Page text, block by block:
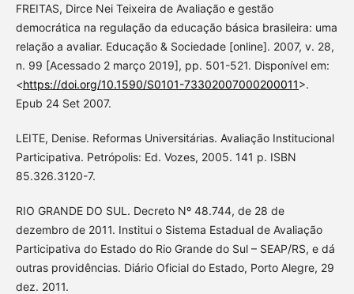
FREITAS, Dirce Nei Teixeira de Avaliação e gestão
democrática na regulação da educação básica brasileira: uma
relação a avaliar. Educação & Sociedade [online]. 2007, v. 28,
n. 99 [Acessado 2 março 2019], pp. 501-521. Disponível em:
<https://doi.org/10.1590/S0101-73302007000200011>.
Epub 24 Set 2007.
LEITE, Denise. Reformas Universitárias. Avaliação Institucional
Participativa. Petrópolis: Ed. Vozes, 2005. 141 p. ISBN
85.326.3120-7.
RIO GRANDE DO SUL. Decreto Nº 48.744, de 28 de
dezembro de 2011. Institui o Sistema Estadual de Avaliação
Participativa do Estado do Rio Grande do Sul – SEAP/RS, e dá
outras providências. Diário Oficial do Estado, Porto Alegre, 29
dez. 2011.